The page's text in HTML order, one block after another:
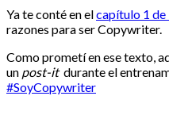
Ya te conté en elcapítulo 1
razones para ser Copywriter.
Como prometí en ese texto,
un post-it durante el
#SoyCopywriter